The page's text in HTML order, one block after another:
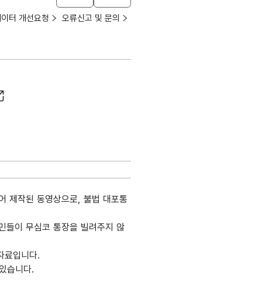
터 개선요청 오류신고 및 문의
제작된 동영상으로, 불법 대포통
들이 무심코 통장을 빌려주지 않
료입니다.
습니다.